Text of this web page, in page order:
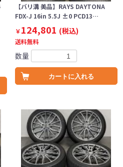
【バリ溝 美品】RAYS DAYTONA
FDX-J 16in 5.5J ±0 PCD13…
￥124,801 (税込)
送料無料
数量
カートに入れる